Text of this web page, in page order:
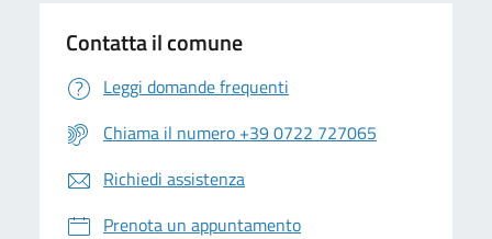
Contatta il comune
Leggi domande frequenti
Chiama il numero +39 0722 727065
Richiedi assistenza
Prenota un appuntamento